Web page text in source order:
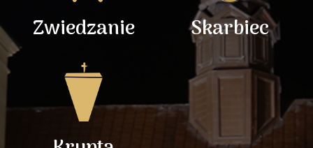
Zwiedzanie Skarbiec